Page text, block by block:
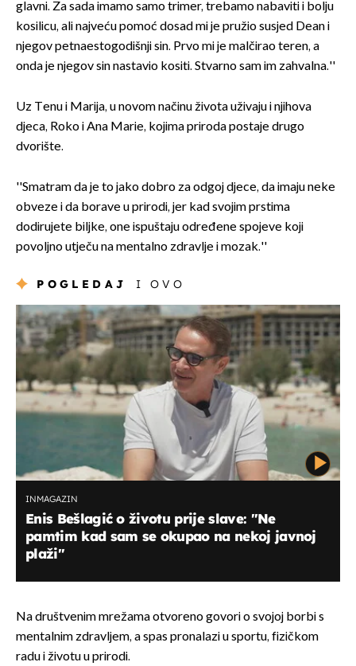
glavni. Za sada imamo samo trimer, trebamo nabaviti i bolju
kosilicu, ali najveću pomoć dosad mi je pružio susjed Dean i
njegov petnaestogodišnji sin. Prvo mi je malčirao teren, a
onda je njegov sin nastavio kositi. Stvarno sam im zahvalna.''
Uz Tenu i Marija, u novom načinu života uživaju i njihova
djeca, Roko i Ana Marie, kojima priroda postaje drugo
dvorište.
''Smatram da je to jako dobro za odgoj djece, da imaju neke
obveze i da borave u prirodi, jer kad svojim prstima
dodirujete biljke, one ispuštaju određene spojeve koji
povoljno utječu na mentalno zdravlje i mozak.''
POGLEDAJ I OVO
INMAGAZIN
Enis Bešlagić o životu prije slave: ''Ne
pamtim kad sam se okupao na nekoj javnoj
plaži''
Na društvenim mrežama otvoreno govori o svojoj borbi s
mentalnim zdravljem, a spas pronalazi u sportu, fizičkom
radu i životu u prirodi.